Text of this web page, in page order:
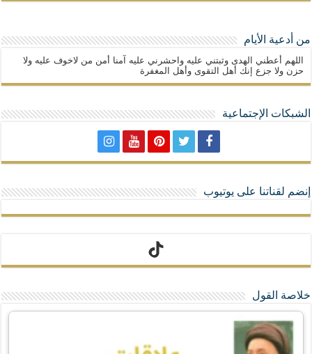
من أدعية الأيام
اللهم أعطني الهدى وثبتني عليه واحشرني عليه آمنا أمن من لاخوف عليه ولا
حزن ولا جزع إنك أهل التقوى وأهل المغفرة
الشبكات الإجتماعية
إنضم لقناتنا على يوتيوب
تيك توك
خلاصة القول